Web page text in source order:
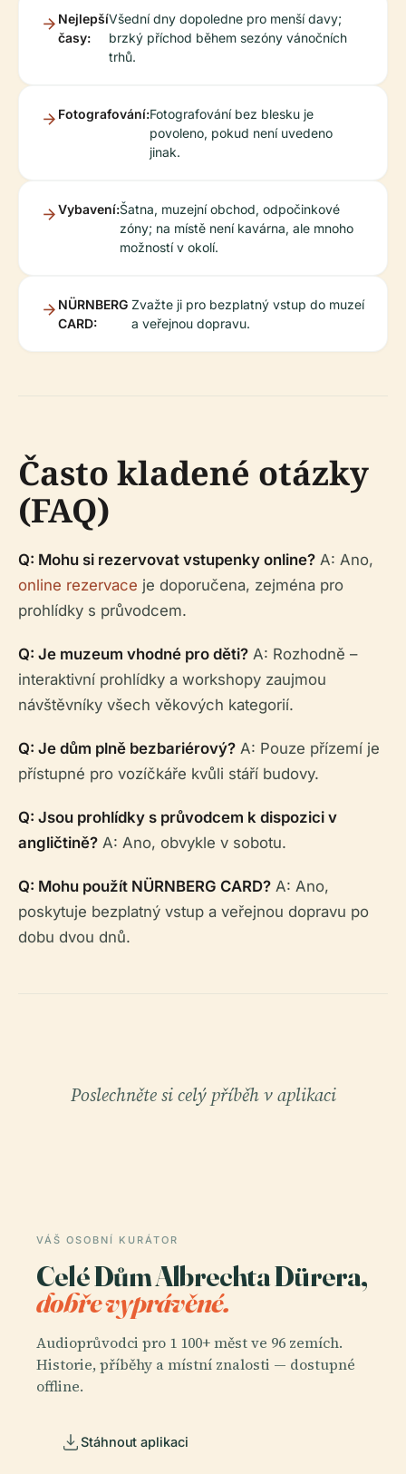
Nejlepší
časy:
Všední dny dopoledne pro menší davy;
brzký příchod během sezóny vánočních
trhů.
Fotografování:Fotografování bez blesku je
povoleno, pokud není uvedeno
jinak.
Vybavení:Šatna, muzejní obchod, odpočinkové
zóny; na místě není kavárna, ale mnoho
možností v okolí.
NÜRNBERG
CARD:
Zvažte ji pro bezplatný vstup do muzeí
a veřejnou dopravu.
Často kladené otázky
(FAQ)
Q: Mohu si rezervovat vstupenky online? A: Ano,
online rezervace je doporučena, zejména pro
prohlídky s průvodcem.
Q: Je muzeum vhodné pro děti? A: Rozhodně –
interaktivní prohlídky a workshopy zaujmou
návštěvníky všech věkových kategorií.
Q: Je dům plně bezbariérový? A: Pouze přízemí je
přístupné pro vozíčkáře kvůli stáří budovy.
Q: Jsou prohlídky s průvodcem k dispozici v
angličtině? A: Ano, obvykle v sobotu.
Q: Mohu použít NÜRNBERG CARD? A: Ano,
poskytuje bezplatný vstup a veřejnou dopravu po
dobu dvou dnů.
Poslechněte si celý příběh v aplikaci
VÁŠ OSOBNÍ KURÁTOR
Celé Dům Albrechta Dürera,
dobře vyprávěné.
Audioprůvodci pro 1 100+ měst ve 96 zemích.
Historie, příběhy a místní znalosti — dostupné
offline.
Stáhnout aplikaci